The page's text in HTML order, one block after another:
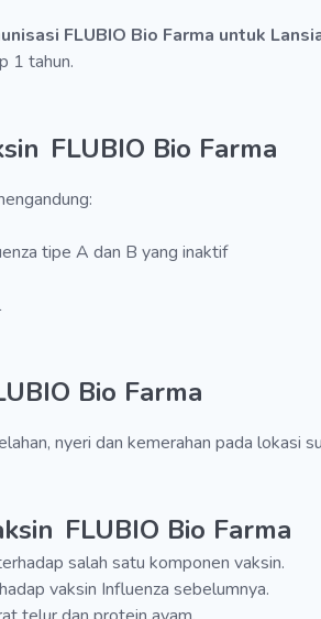
FLUBIO Bio Farma untuk
1 tahun.
FLUBIO Bio Farma
tipe A dan B yang inaktif
Bio Farma
nyeri dan kemerahan pada lokasi
FLUBIO Bio Farma
salah satu komponen vaksin.
vaksin Influenza sebelumnya.